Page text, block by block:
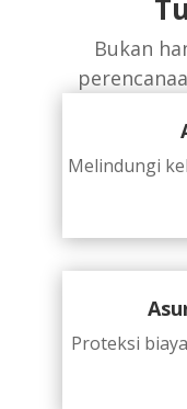
Bukan
Melindungi
Proteksi